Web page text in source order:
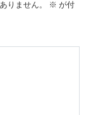
りません。 ※ が付